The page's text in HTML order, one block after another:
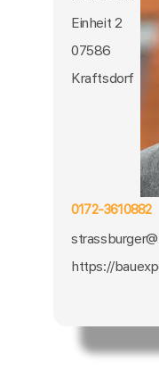
Einheit 2
07586
Kraftsdorf
0172-3610882
https://